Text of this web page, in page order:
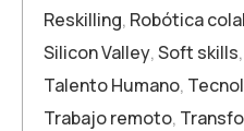
Reskilling, Robótica
Silicon Valley,Soft skills,
Talento Humano,
Trabajo remoto,